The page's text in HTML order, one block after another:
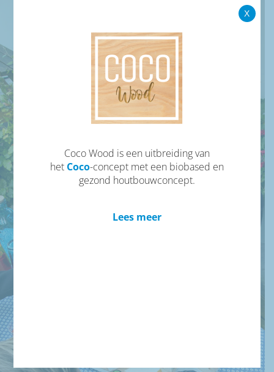
Het nieuwe wonen
Coco Wood is een uitbreiding van
het Coco-concept met een biobased en
gezond houtbouwconcept.
Lees meer
X